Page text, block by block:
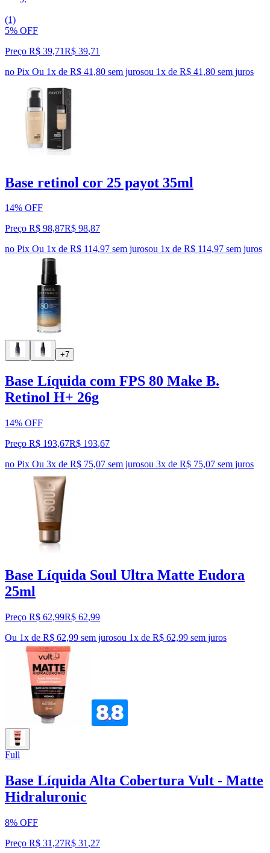
(1)
5% OFF
Preço R$ 39,71R$ 39,71
no Pix Ou 1x de R$ 41,80 sem jurosou 1x de R$ 41,80 sem juros
Base retinol cor 25 payot 35ml
14% OFF
Preço R$ 98,87R$ 98,87
no Pix Ou 1x de R$ 114,97 sem jurosou 1x de R$ 114,97 sem juros
+7
Base Líquida com FPS 80 Make B.
Retinol H+ 26g
14% OFF
Preço R$ 193,67R$ 193,67
no Pix Ou 3x de R$ 75,07 sem jurosou 3x de R$ 75,07 sem juros
Base Líquida Soul Ultra Matte Eudora
25ml
Preço R$ 62,99R$ 62,99
Ou 1x de R$ 62,99 sem jurosou 1x de R$ 62,99 sem juros
Full
Base Líquida Alta Cobertura Vult - Matte
Hidraluronic
8% OFF
Preço R$ 31,27R$ 31 ,27